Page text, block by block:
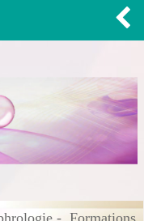
- Formations